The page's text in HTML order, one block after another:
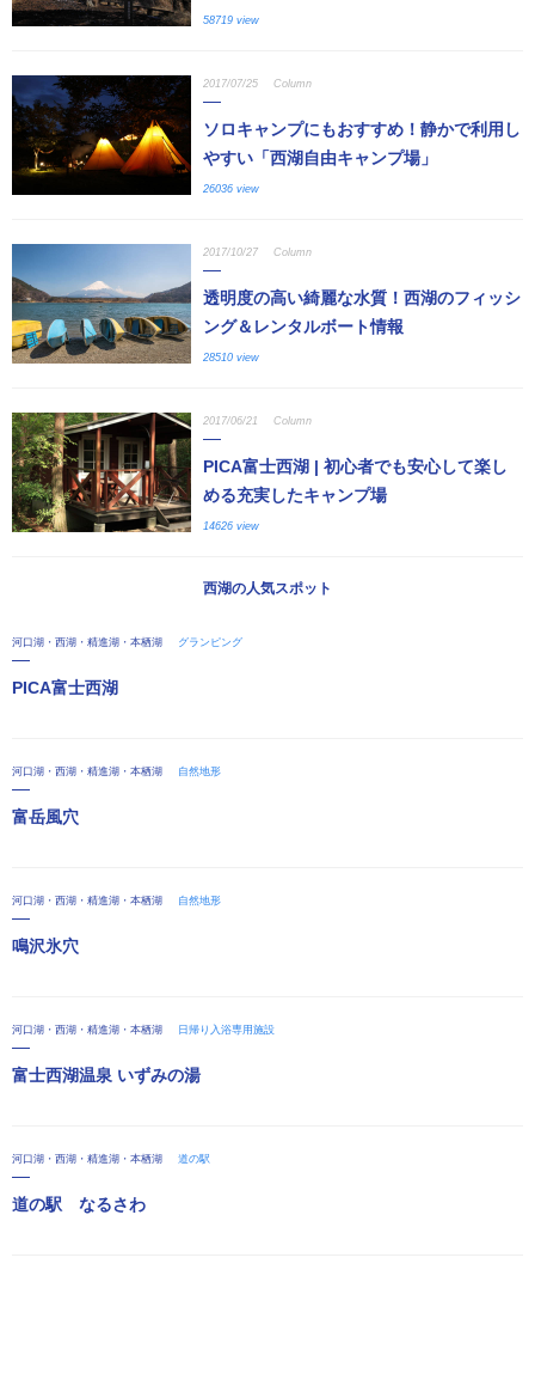
58719 view
2017/07/25 Column
ソロキャンプにもおすすめ！静かで利用し
やすい「西湖自由キャンプ場」
26036 view
2017/10/27 Column
透明度の高い綺麗な水質！西湖のフィッシ
ング＆レンタルボート情報
28510 view
2017/06/21 Column
PICA富士西湖 | 初心者でも安心して楽し
める充実したキャンプ場
14626 view
西湖の人気スポット
河口湖・西湖・精進湖・本栖湖 グランピング
PICA富士西湖
河口湖・西湖・精進湖・本栖湖 自然地形
富岳風穴
河口湖・西湖・精進湖・本栖湖 自然地形
鳴沢氷穴
河口湖・西湖・精進湖・本栖湖 日帰り入浴専用施設
富士西湖温泉 いずみの湯
河口湖・西湖・精進湖・本栖湖 道の駅
道の駅 なるさわ